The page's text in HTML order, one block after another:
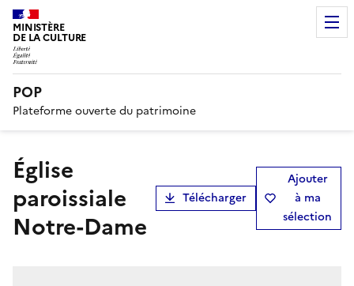
MINISTÈRE
DE LA CULTURE
POP
Plateforme ouverte du patrimoine
église
paroissiale
Notre-Dame
Télécharger
Ajouter
à ma
sélection